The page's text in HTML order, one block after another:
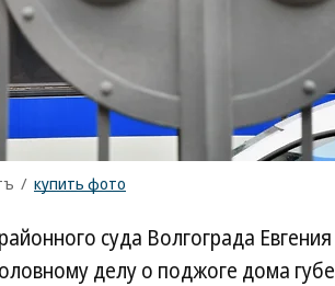
/ купить фото
суда Волгограда
делу о поджоге дома